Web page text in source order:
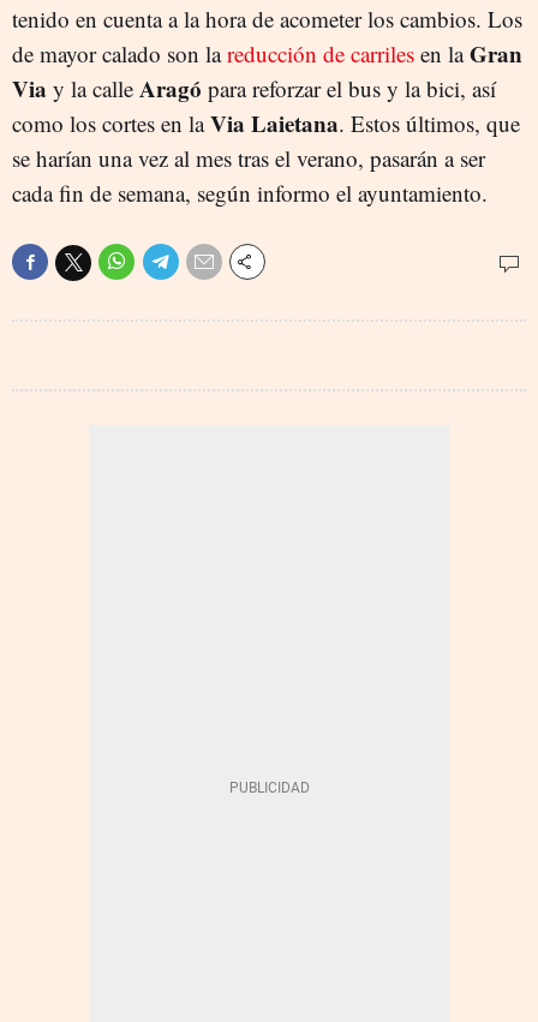
tenido en cuenta a la hora de acometer los cambios. Los
de mayor calado son lareducción de carriles en laGran
Via y la calle Aragó para reforzar el bus y la bici, así
como los cortes en laVia Laietana. Estos últimos, que
se harían una vez al mes tras el verano, pasarán a ser
cada fin de semana, según informo el ayuntamiento.